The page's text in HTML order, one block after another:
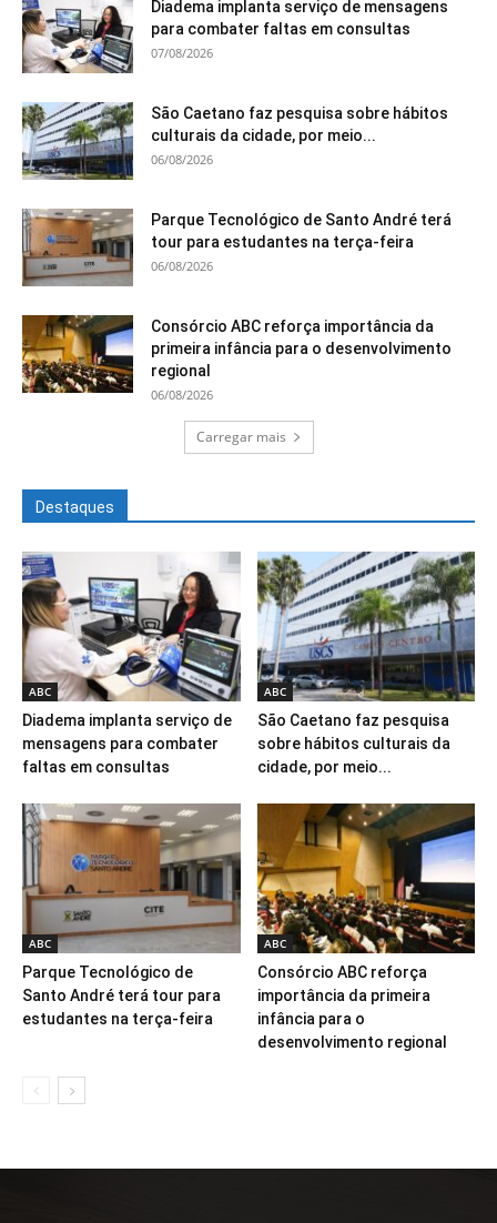
Diadema implanta serviço de mensagens
para combater faltas em consultas
07/08/2026
São Caetano faz pesquisa sobre hábitos
culturais da cidade, por meio...
06/08/2026
Parque Tecnológico de Santo André terá
tour para estudantes na terça-feira
06/08/2026
Consórcio ABC reforça importância da
primeira infância para o desenvolvimento
regional
06/08/2026
Carregar mais
Destaques
ABC
Diadema implanta serviço de
mensagens para combater
faltas em consultas
ABC
São Caetano faz pesquisa
sobre hábitos culturais da
cidade, por meio...
ABC
Parque Tecnológico de
Santo André terá tour para
estudantes na terça-feira
ABC
Consórcio ABC reforça
importância da primeira
infância para o
desenvolvimento regional